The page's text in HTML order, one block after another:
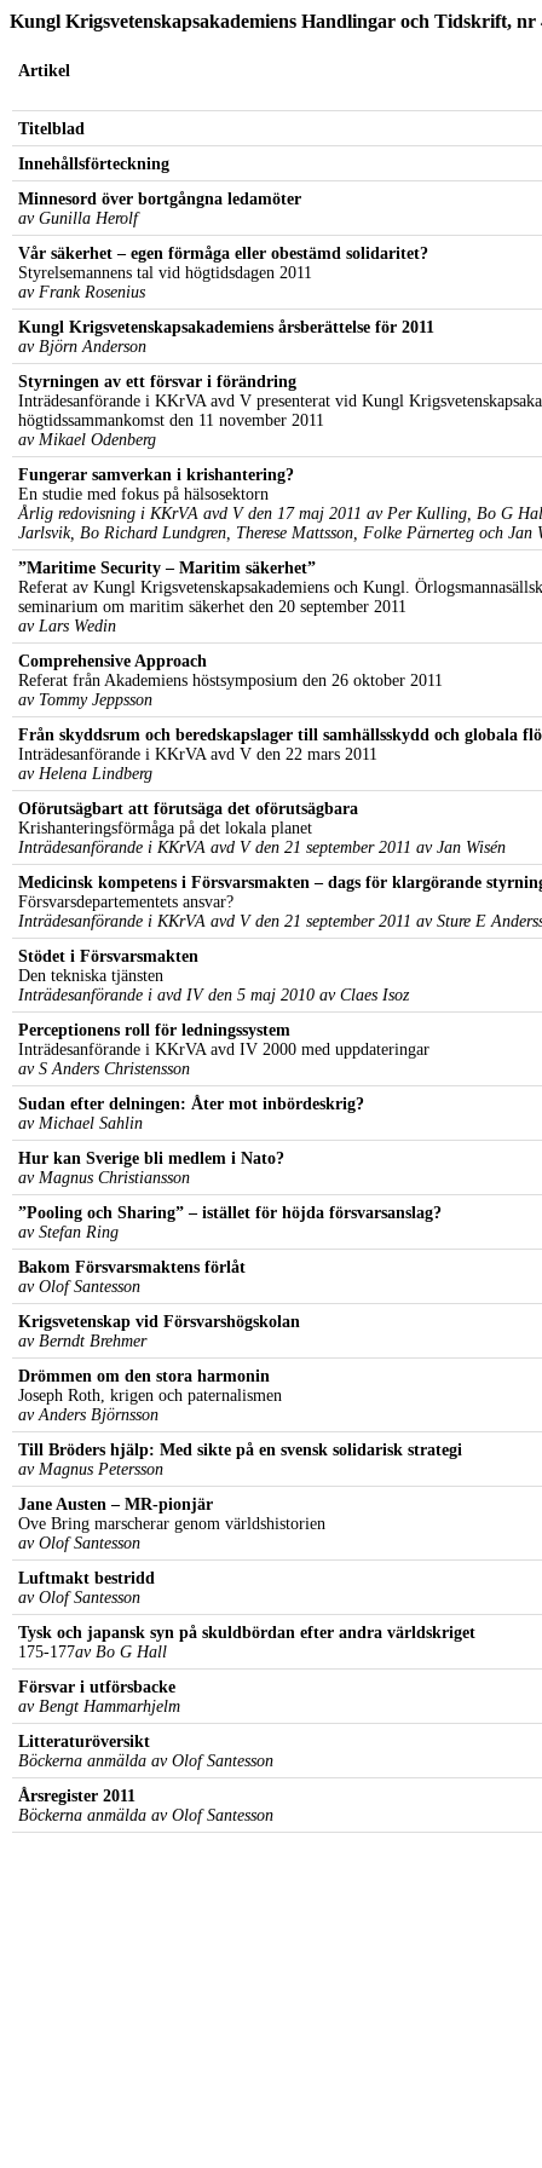
Kungl Krigsvetenskapsakademiens Handlingar och Tidskrift, nr
Artikel
Titelblad
Innehållsförteckning
Minnesord över bortgångna ledamöter
av Gunilla Herolf
Vår säkerhet – egen förmåga eller obestämd solidaritet?
Styrelsemannens tal vid högtidsdagen 2011
av Frank Rosenius
Kungl Krigsvetenskapsakademiens årsberättelse för 2011
av Björn Anderson
Styrningen av ett försvar i förändring
Inträdesanförande i KKrVA avd V presenterat vid Kungl
högtidssammankomst den 11 november 2011
av Mikael Odenberg
Fungerar samverkan i krishantering?
En studie med fokus på hälsosektorn
Årlig redovisning i KKrVA avd V den 17 maj 2011 av Per Kulling, Bo G
Jarlsvik, Bo Richard Lundgren, Therese Mattsson, Folke Pärnerteg och Jan
”Maritime Security – Maritim säkerhet”
Referat av Kungl Krigsvetenskapsakademiens och Kungl.
seminarium om maritim säkerhet den 20 september 2011
av Lars Wedin
Comprehensive Approach
Referat från Akademiens höstsymposium den 26 oktober 2011
av Tommy Jeppsson
Från skyddsrum och beredskapslager till samhällsskydd och globala
Inträdesanförande i KKrVA avd V den 22 mars 2011
av Helena Lindberg
Oförutsägbart att förutsäga det oförutsägbara
Krishanteringsförmåga på det lokala planet
Inträdesanförande i KKrVA avd V den 21 september 2011 av Jan Wisén
Medicinsk kompetens i Försvarsmakten – dags för klargörande
Försvarsdepartementets ansvar?
Inträdesanförande i KKrVA avd V den 21 september 2011 av Sture E
Stödet i Försvarsmakten
Den tekniska tjänsten
Inträdesanförande i avd IV den 5 maj 2010 av Claes Isoz
Perceptionens roll för ledningssystem
Inträdesanförande i KKrVA avd IV 2000 med uppdateringar
av S Anders Christensson
Sudan efter delningen: Åter mot inbördeskrig?
av Michael Sahlin
Hur kan Sverige bli medlem i Nato?
av Magnus Christiansson
”Pooling och Sharing” – istället för höjda försvarsanslag?
av Stefan Ring
Bakom Försvarsmaktens förlåt
av Olof Santesson
Krigsvetenskap vid Försvarshögskolan
av Berndt Brehmer
Drömmen om den stora harmonin
Joseph Roth, krigen och paternalismen
av Anders Björnsson
Till Bröders hjälp: Med sikte på en svensk solidarisk strategi
av Magnus Petersson
Jane Austen – MR-pionjär
Ove Bring marscherar genom världshistorien
av Olof Santesson
Luftmakt bestridd
av Olof Santesson
Tysk och japansk syn på skuldbördan efter andra världskriget
175-177av Bo G Hall
Försvar i utförsbacke
av Bengt Hammarhjelm
Litteraturöversikt
Böckerna anmälda av Olof Santesson
Årsregister 2011
Böckerna anmälda av Olof Santesson